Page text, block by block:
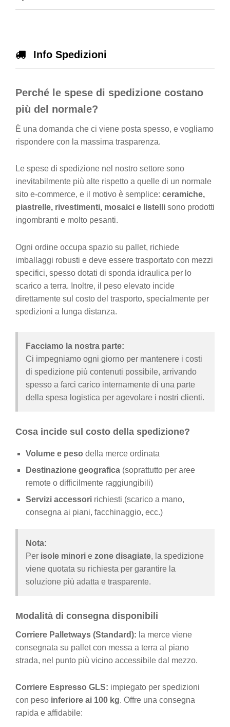
Info Spedizioni
Perché le spese di spedizione costano
più del normale?
È una domanda che ci viene posta spesso, e vogliamo
rispondere con la massima trasparenza.
Le spese di spedizione nel nostro settore sono
inevitabilmente più alte rispetto a quelle di un normale
sito e-commerce, e il motivo è semplice: ceramiche,
piastrelle, rivestimenti, mosaici e listelli sono prodotti
ingombranti e molto pesanti.
Ogni ordine occupa spazio su pallet, richiede
imballaggi robusti e deve essere trasportato con mezzi
specifici, spesso dotati di sponda idraulica per lo
scarico a terra. Inoltre, il peso elevato incide
direttamente sul costo del trasporto, specialmente per
spedizioni a lunga distanza.
Facciamo la nostra parte:
Ci impegniamo ogni giorno per mantenere i costi
di spedizione più contenuti possibile, arrivando
spesso a farci carico internamente di una parte
della spesa logistica per agevolare i nostri clienti.
Cosa incide sul costo della spedizione?
Volume e peso della merce ordinata
Destinazione geografica (soprattutto per aree
remote o difficilmente raggiungibili)
Servizi accessori richiesti (scarico a mano,
consegna ai piani, facchinaggio, ecc.)
Nota:
Per isole minori e zone disagiate, la spedizione
viene quotata su richiesta per garantire la
soluzione più adatta e trasparente.
Modalità di consegna disponibili
Corriere Palletways (Standard): la merce viene
consegnata su pallet con messa a terra al piano
strada, nel punto più vicino accessibile dal mezzo.
Corriere Espresso GLS: impiegato per spedizioni
con peso inferiore ai 100 kg. Offre una consegna
rapida e affidabile: